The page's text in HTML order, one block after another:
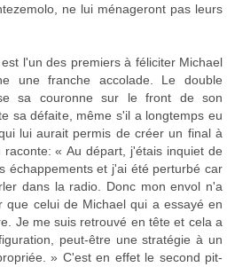
ne lui ménageront pas leurs
l'un des premiers à féliciter Michael
une franche accolade. Le double
sa couronne sur le front de son
sa défaite, même s'il a longtemps eu
lui aurait permis de créer un final à
« Au départ, j'étais inquiet de
échappements et j'ai été perturbé car
dans la radio. Donc mon envol n'a
que celui de Michael qui a essayé en
Je me suis retrouvé en tête et cela a
peut-être une stratégie à un
» C'est en effet le second pit-